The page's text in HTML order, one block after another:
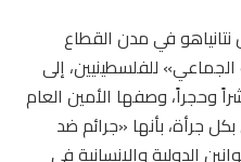
نتانياهو في مدن القطاع
للفلسطينيين، إلى
وحجراً، وصفها الأمين العام
جرأة، بأنها «جرائم ضد
الدولية والإنسانية في